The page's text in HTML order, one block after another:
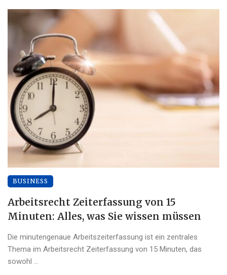
BUSINESS
Arbeitsrecht Zeiterfassung von 15
Minuten: Alles, was Sie wissen müssen
Die minutengenaue Arbeitszeiterfassung ist ein zentrales
Thema im Arbeitsrecht Zeiterfassung von 15 Minuten, das
sowohl ...